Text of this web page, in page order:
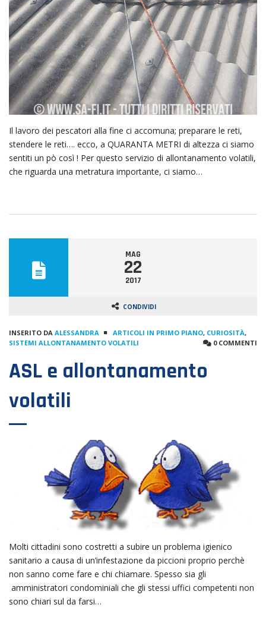
Il lavoro dei pescatori alla fine ci accomuna; preparare le reti,
stendere le reti…. ecco, a QUARANTA METRI di altezza ci siamo
sentiti un pò così ! Per questo servizio di allontanamento volatili,
che riguarda una metratura importante, ci siamo…
MAG
22
2017
CONDIVIDI
INSERITO DA ALESSANDRA ARTICOLI IN PRIMO PIANO, CURIOSITÀ,
SISTEMI ALLONTANAMENTO VOLATILI
0 COMMENTI
ASL e allontanamento
volatili
Molti cittadini sono costretti a subire un problema igienico
sanitario a causa di un’infestazione da piccioni proprio perchè
non sanno come fare e chi chiamare. Spesso sia gli
amministratori condominiali che gli stessi uffici competenti non
sono chiari sul da farsi…